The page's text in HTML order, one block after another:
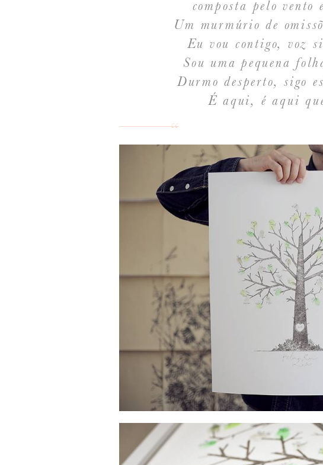
composta pelo vento
Um murmúrio de
Eu vou contigo, voz
Sou uma pequena
Durmo desperto, sigo
É aqui, é aqui